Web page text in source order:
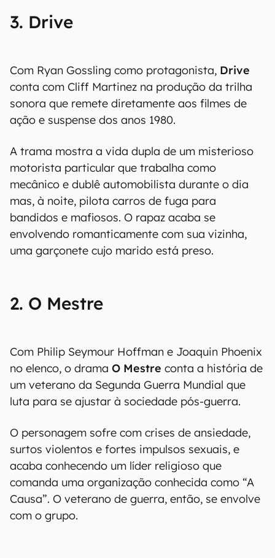
3. Drive
Com Ryan Gossling como protagonista, Drive
conta com Cliff Martinez na produção da trilha
sonora que remete diretamente aos filmes de
ação e suspense dos anos 1980.
A trama mostra a vida dupla de um misterioso
motorista particular que trabalha como
mecânico e dublê automobilista durante o dia
mas, à noite, pilota carros de fuga para
bandidos e mafiosos. O rapaz acaba se
envolvendo romanticamente com sua vizinha,
uma garçonete cujo marido está preso.
2. O Mestre
Com Philip Seymour Hoffman e Joaquin Phoenix
no elenco, o drama O Mestre conta a história de
um veterano da Segunda Guerra Mundial que
luta para se ajustar à sociedade pós-guerra.
O personagem sofre com crises de ansiedade,
surtos violentos e fortes impulsos sexuais, e
acaba conhecendo um líder religioso que
comanda uma organização conhecida como “A
Causa”. O veterano de guerra, então, se envolve
com o grupo.